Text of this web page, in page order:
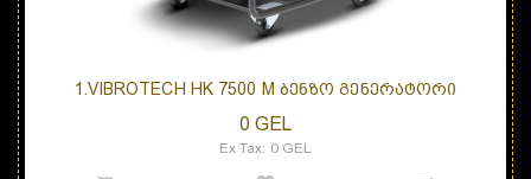
1.VIBROTECH HK 7500 M ᲑᲔᲜᲖᲝ ᲒᲔᲜᲔᲠᲐᲢᲝᲠᲘ
0 GEL
Ex Tax: 0 GEL